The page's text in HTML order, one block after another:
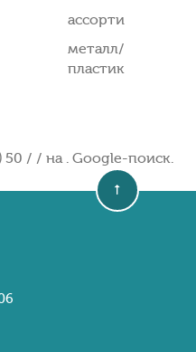
ассорти
металл/
пластик
/ / на . Google-поиск.